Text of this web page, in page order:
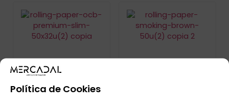
Política de Cookies
PAPEL OCB SLIM C-
50